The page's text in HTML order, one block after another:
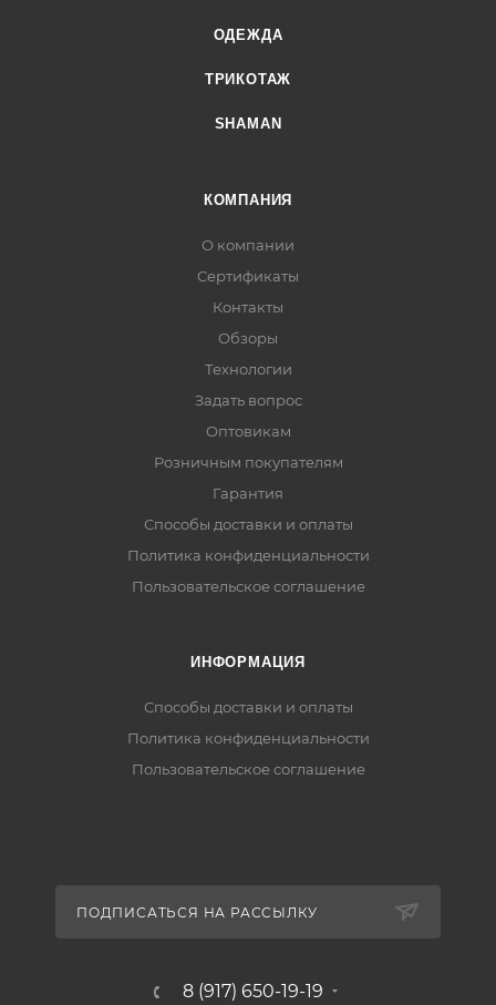
ОДЕЖДА
ТРИКОТАЖ
SHAMAN
КОМПАНИЯ
О компании
Сертификаты
Контакты
Обзоры
Технологии
Задать вопрос
Оптовикам
Розничным покупателям
Гарантия
Способы доставки и оплаты
Политика конфиденциальности
Пользовательское соглашение
ИНФОРМАЦИЯ
Способы доставки и оплаты
Политика конфиденциальности
Пользовательское соглашение
ПОДПИСАТЬСЯ НА РАССЫЛКУ
8 (917) 650-19-19